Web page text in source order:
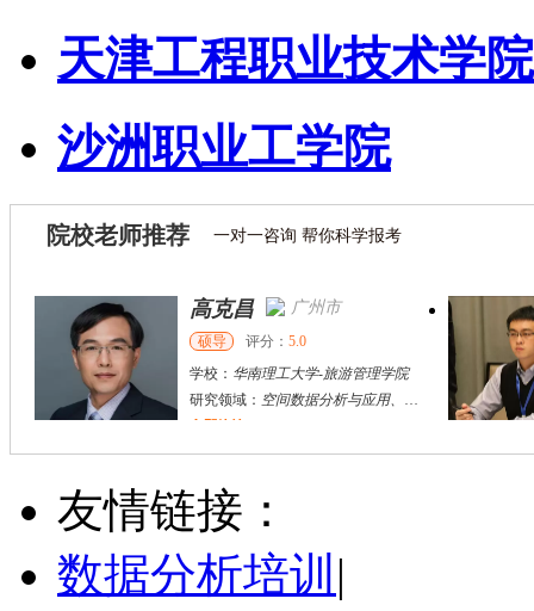
天津工程职业技术学院
沙洲职业工学院
院校老师推荐 一对一咨询 帮你科学报考
袁箐 开封市
硕导 评分： 5.0
学校： 河南大学-文化旅游学院
研究领域： 旅游管理；工业遗产；活动旅游
立即咨询
刘方伟 西安市
其他
学校：陕西旅游烹饪职业学院
立即咨询
友情链接：
数据分析培训 |